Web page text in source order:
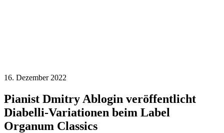
16. Dezember 2022
Pianist Dmitry Ablogin veröffentlicht
Diabelli-Variationen beim Label
Organum Classics